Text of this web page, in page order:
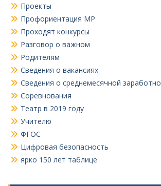
Проекты
Профориентация МР
Проходят конкурсы
Разговор о важном
Родителям
Сведения о вакансиях
Сведения о среднемесячной
Соревнования
Театр в 2019 году
Учителю
ФГОС
Цифровая безопасность
ярко 150 лет таблице